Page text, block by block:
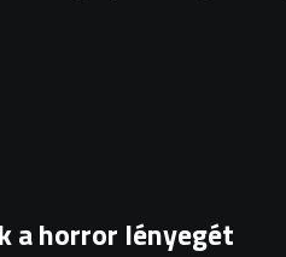
a horror lényegét